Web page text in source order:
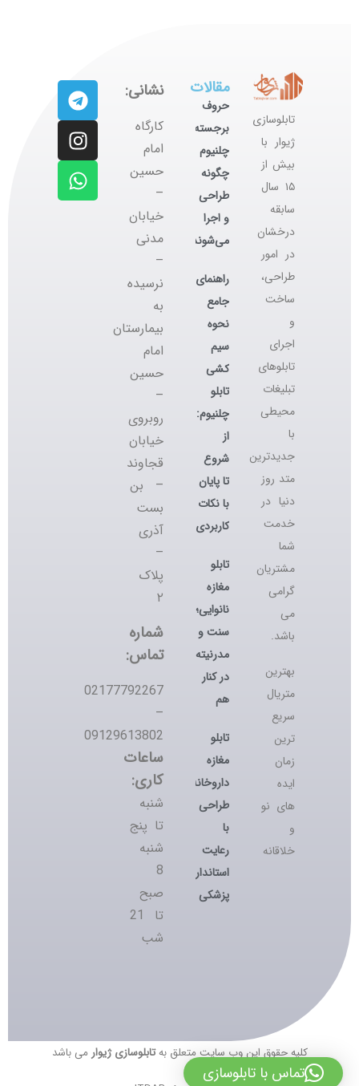
تابلوسازی
ژیوار با
بیش از
۱۵ سال
سابقه
درخشان
در امور
طراحی،
ساخت
و
اجرای
تابلوهای
تبلیغات
محیطی
با
جدیدترین
متد روز
دنیا در
خدمت
شما
مشتریان
گرامی
می
باشد.
بهترین
متریال
سریع
ترین
زمان
ایده
های نو
و
خلاقانه
مقالات
حروف
برجسته
چلنیوم
چگونه
طراحی
و اجرا
می‌شوند؟
راهنمای
جامع
نحوه
سیم
کشی
تابلو
چلنیوم:
از
شروع
تا پایان
با نکات
کاربردی
تابلو
مغازه
نانوایی؛
سنت و
مدرنیته
در کنار
هم
تابلو
مغازه
داروخانه؛
طراحی
با
رعایت
استانداردهای
پزشکی
نشانی:
کارگاه
‌امام
حسین
–
خیابان
مدنی
–
نرسیده
به
بیمارستان
امام
حسین
–
روبروی
خیابان
قجاوند
– بن
بست
آذری
–
پلاک
۲
شماره
تماس:
02177792267
–
09129613802
ساعات
کاری:
شنبه
تا پنج
شنبه
8
صبح
تا 21
شب
کلیه حقوق این وب سایت متعلق بهتابلوسازی ژیوار می باشد
تماس با تابلوسازی